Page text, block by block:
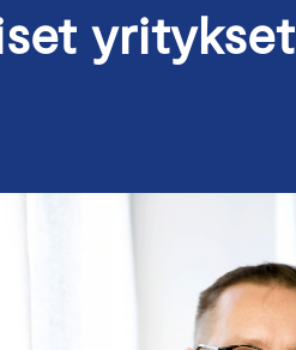
yritykset